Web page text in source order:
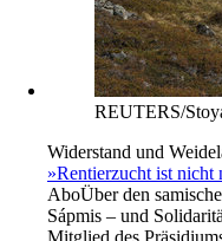
REUTERS/
Widerstand und
»Rentierzucht ist nicht
AboÜber den
Sápmis – und
Mitglied des